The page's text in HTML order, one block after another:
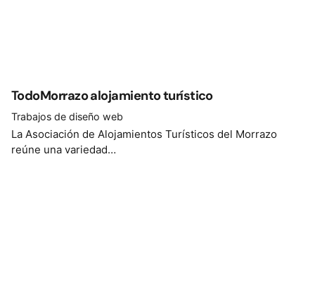
TodoMorrazo alojamiento turístico
Trabajos de diseño web
La Asociación de Alojamientos Turísticos del Morrazo
reúne una variedad…